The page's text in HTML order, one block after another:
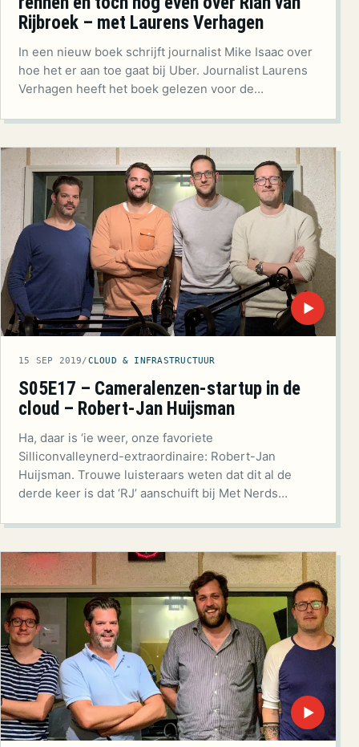
Rijbroek – met Laurens Verhagen
In een nieuw boek schrijft journalist Mike Isaac over
hoe het er aan toe gaat bij Uber. Journalist Laurens
Verhagen heeft het boek gelezen voor de…
▶
15 SEP 2019/CLOUD & INFRASTRUCTUUR
S05E17 – Cameralenzen-startup in de
cloud – Robert-Jan Huijsman
Ha, daar is ‘ie weer, onze favoriete
Silliconvalleynerd-extraordinaire: Robert-Jan
Huijsman. Trouwe luisteraars weten dat dit al de
derde keer is dat ‘RJ’ aanschuift bij Met Nerds…
▶